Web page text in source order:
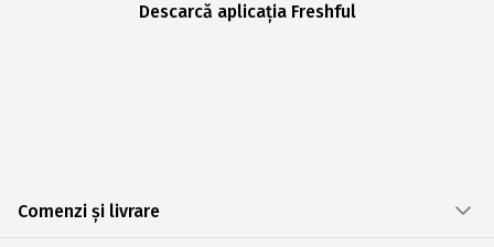
Descarcă aplicația Freshful
Comenzi și livrare